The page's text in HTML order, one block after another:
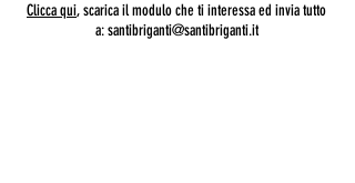
Clicca qui, scarica il modulo che ti interessa ed invia tutto
a:santibriganti@santibriganti.it